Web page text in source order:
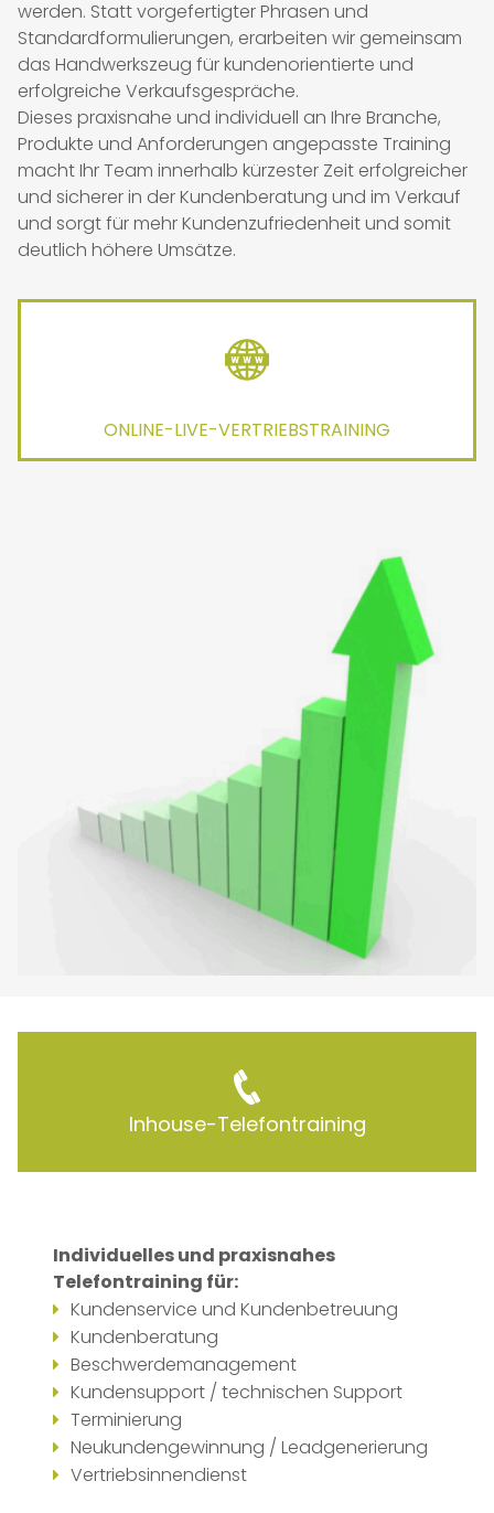
ÜBER MICH
REFERENZEN
KONTAKT
werden. Statt vorgefertigter Phrasen und
Standardformulierungen, erarbeiten wir gemeinsam
das Handwerkszeug für kundenorientierte und
erfolgreiche Verkaufsgespräche.
Dieses praxisnahe und individuell an Ihre Branche,
Produkte und Anforderungen angepasste Training
macht Ihr Team innerhalb kürzester Zeit erfolgreicher
und sicherer in der Kundenberatung und im Verkauf
und sorgt für mehr Kundenzufriedenheit und somit
deutlich höhere Umsätze.
ONLINE-LIVE-VERTRIEBSTRAINING
Inhouse-Telefontraining
Individuelles und praxisnahes
Telefontraining für:
Kundenservice und Kundenbetreuung
Kundenberatung
Beschwerdemanagement
Kundensupport / technischen Support
Terminierung
Neukundengewinnung / Leadgenerierung
Vertriebsinnendienst